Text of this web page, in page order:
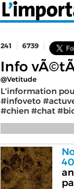
INSCRIPTION
SÉLECTION DE
ABONNEZ-
SUIVEZ NOUS:
241 6739
Info
@Vetitude
L'information
#infoveto
#chien #chat